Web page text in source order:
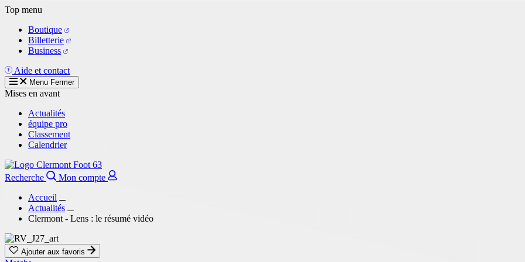
Aller
contenu
principal
Top menu
Boutique
Billetterie
Business
Aide et contact
Menu Fermer
Mises en avant
Actualités
équipe pro
Classement
Calendrier
Recherche
Mon compte
Accueil
Actualités
Clermont - Lens : le résumé vidéo
Ajouter aux favoris